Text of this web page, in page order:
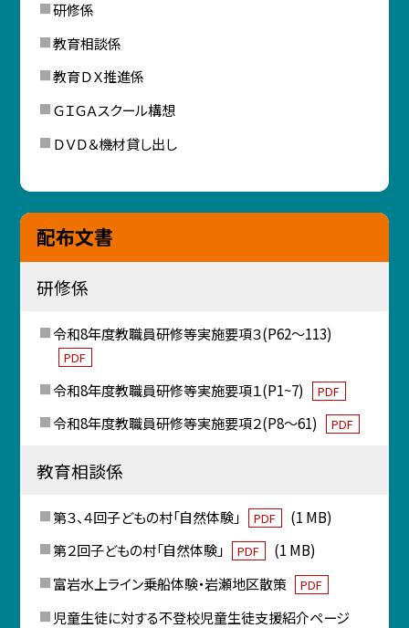
研修係
教育相談係
教育ＤＸ推進係
ＧＩＧＡスクール構想
ＤＶＤ＆機材貸し出し
配布文書
研修係
令和8年度教職員研修等実施要項３(P62～113)
PDF
令和8年度教職員研修等実施要項１(P1~7) PDF
令和8年度教職員研修等実施要項２(P8～61) PDF
教育相談係
第３、４回子どもの村「自然体験」 PDF
(1 MB)
第２回子どもの村「自然体験」
PDF
(1 MB)
富岩水上ライン乗船体験・岩瀬地区散策
PDF
児童生徒に対する不登校児童生徒支援紹介ページ